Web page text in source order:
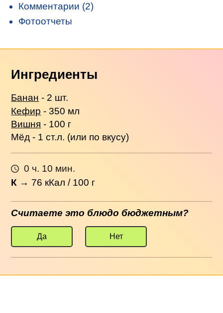
Комментарии (2)
Фотоотчеты
Ингредиенты
Банан - 2 шт.
Кефир - 350 мл
Вишня - 100 г
Мёд - 1 ст.л. (или по вкусу)
0 ч. 10 мин.
К → 76 кКал / 100 г
Считаете это блюдо бюджетным?
Да Нет